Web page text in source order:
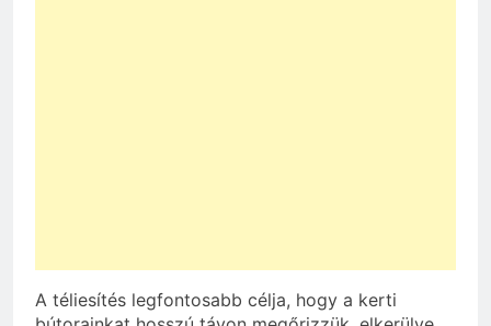
A téliesítés legfontosabb célja, hogy a kerti